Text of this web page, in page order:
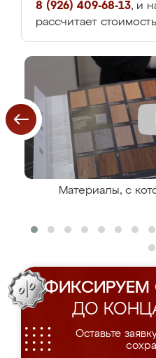
8 (926) 409-68-13, и
рассчитает
Материалы, с
ФИКСИРУЕМ
ДО
Оставьте